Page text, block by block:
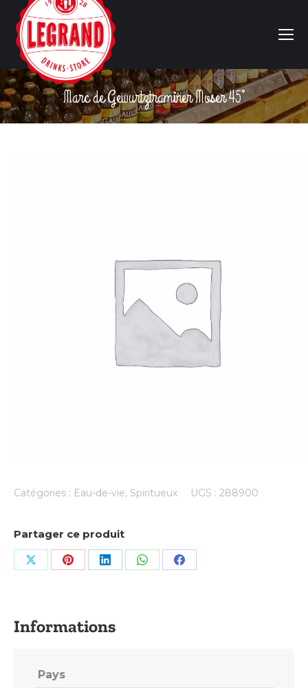
Marc de Gewurtztraminer Moser 45°
Vous êtes ici :
Catégories : Eau-de-vie, Spiritueux UGS : 288900
Partager ce produit
Share Share Share Share Share
Pays